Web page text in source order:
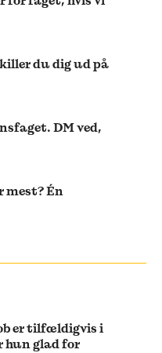
du dig ud på
DM ved,
mest? Én
er tilfældigvis i
hun glad for